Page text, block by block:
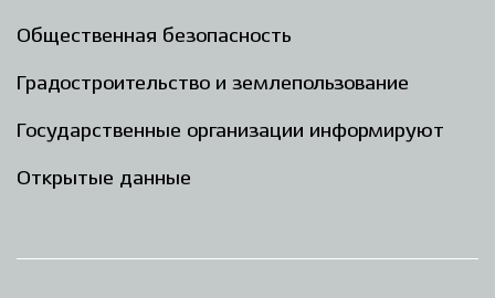
Общественная безопасность
Градостроительство и землепользование
Государственные организации информируют
Открытые данные